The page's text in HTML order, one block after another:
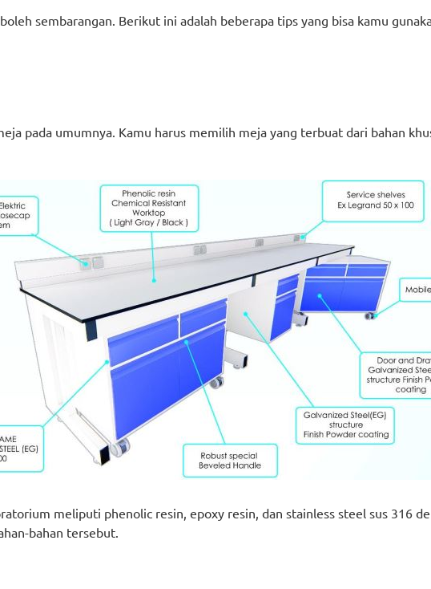
sembarangan. Berikut ini adalah beberapa tips yang bisa kamu
pada umumnya. Kamu harus memilih meja yang terbuat dari bahan
meliputi phenolic resin, epoxy resin, dan stainless steel sus 316
bahan tersebut.